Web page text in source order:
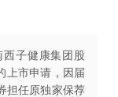
子健康集团股
上市申请，因届
担任原独家保荐